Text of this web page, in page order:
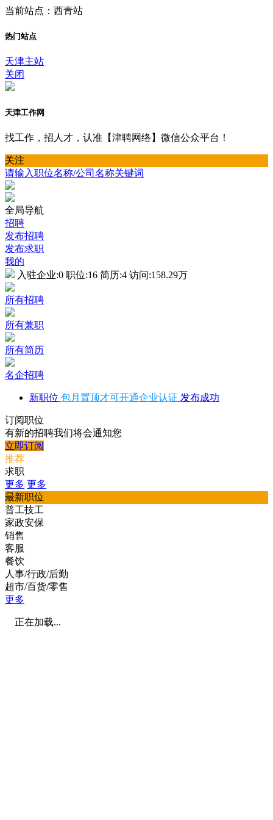
当前站点：西青站
热门站点
天津主站
关闭
天津工作网
找工作，招人才，认准【津聘网络】微信公众平台！
关注
请输入职位名称/公司名称关键词
全局导航
招聘
发布招聘
发布求职
我的
入驻企业:0 职位:16 简历:4 访问:158.29万
所有招聘
所有兼职
所有简历
名企招聘
新职位 包月置顶才可开通企业认证 发布成功
订阅职位
有新的招聘我们将会通知您
立即订阅
推荐
求职
更多 更多
最新职位
普工技工
家政安保
销售
客服
餐饮
人事/行政/后勤
超市/百货/零售
更多
正在加载...